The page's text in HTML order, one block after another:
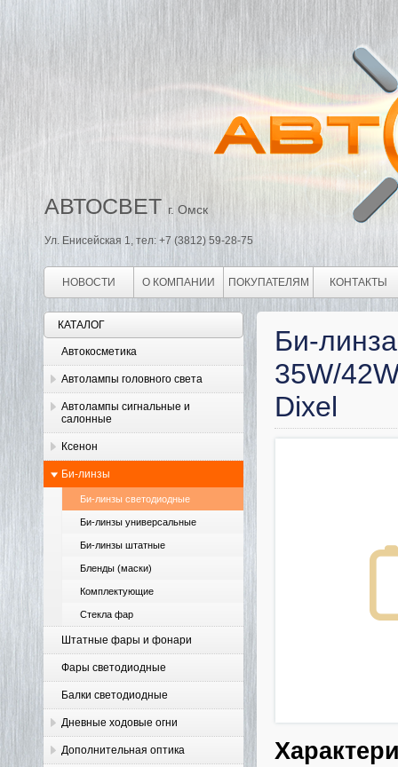
АВТОСВЕТ г. Омск
Ул. Енисейская 1, тел: +7 (3812) 59-28-75
НОВОСТИ О КОМПАНИИ ПОКУПАТЕЛЯМ КОНТАКТЫ
КАТАЛОГ
Автокосметика
Автолампы головного света
Автолампы сигнальные и
салонные
Ксенон
Би-линзы
Би-линзы светодиодные
Би-линзы универсальные
Би-линзы штатные
Бленды (маски)
Комплектующие
Стекла фар
Штатные фары и фонари
Фары светодиодные
Балки светодиодные
Дневные ходовые огни
Дополнительная оптика
Би-
35W/
Dixel